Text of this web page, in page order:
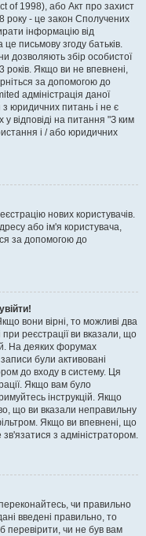
of 1998), або Акт про захист
року - це закон Сполучених
інформацію від
письмову згоду батьків.
дозволяють збір особистої
років. Якщо ви не впевнені,
за допомогою до
адміністрація даної
юридичних питань і не є
відповіді на питання "З ким
і / або юридичних
нових користувачів.
або ім'я користувача,
за допомогою до
вони вірні, то можливі два
реєстрації ви вказали, що
На деяких форумах
були активовані
до входу в систему. Ця
Якщо вам було
інструкцій. Якщо
що ви вказали неправильну
Якщо ви впевнені, що
з адміністратором.
чи правильно
введені правильно, то
перевірити, чи не був вам